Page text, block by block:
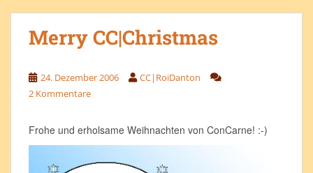
Merry CC|Christmas
24. Dezember 2006
CC|RoiDanton
2 Kommentare
Frohe und erholsame Weihnachten von ConCarne! :-)